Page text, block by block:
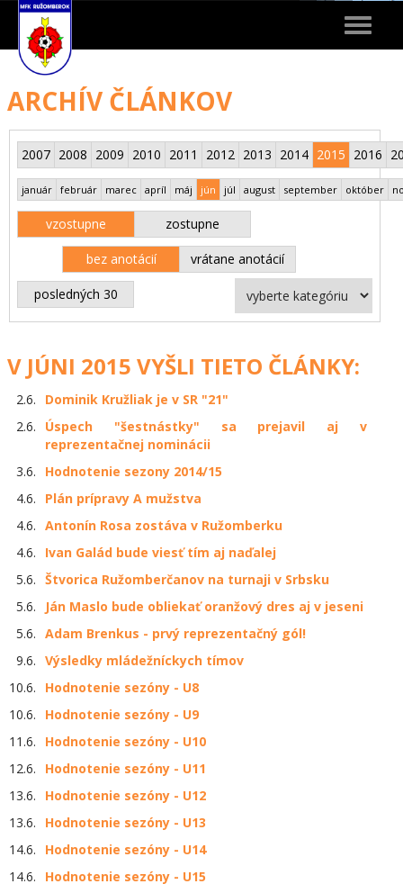
Toggle
ARCHÍV ČLÁNKOV
2007 2008 2009 2010 2011 2012 2013 2014 2015 2016
január február marec apríl máj jún júl august september október
vzostupne zostupne
bez anotácií vrátane anotácií
posledných 30
V JÚNI 2015 VYŠLI TIETO ČLÁNKY:
2.6.
Dominik Kružliak je v SR "21"
2.6.
Úspech "šestnástky" sa prejavil aj v
reprezentačnej nominácii
3.6.
Hodnotenie sezony 2014/15
4.6.
Plán prípravy A mužstva
4.6. Antonín Rosa zostáva v Ružomberku
4.6.
Ivan Galád bude viesť tím aj naďalej
5.6. Štvorica Ružomberčanov na turnaji v Srbsku
5.6.
Ján Maslo bude obliekať oranžový dres aj v jeseni
5.6. Adam Brenkus - prvý reprezentačný gól!
9.6. Výsledky mládežníckych tímov
10.6.
Hodnotenie sezóny - U8
10.6.
Hodnotenie sezóny - U9
11.6.
Hodnotenie sezóny - U10
12.6.
Hodnotenie sezóny - U11
13.6.
Hodnotenie sezóny - U12
13.6.
Hodnotenie sezóny - U13
14.6.
Hodnotenie sezóny - U14
14.6.
Hodnotenie sezóny - U15